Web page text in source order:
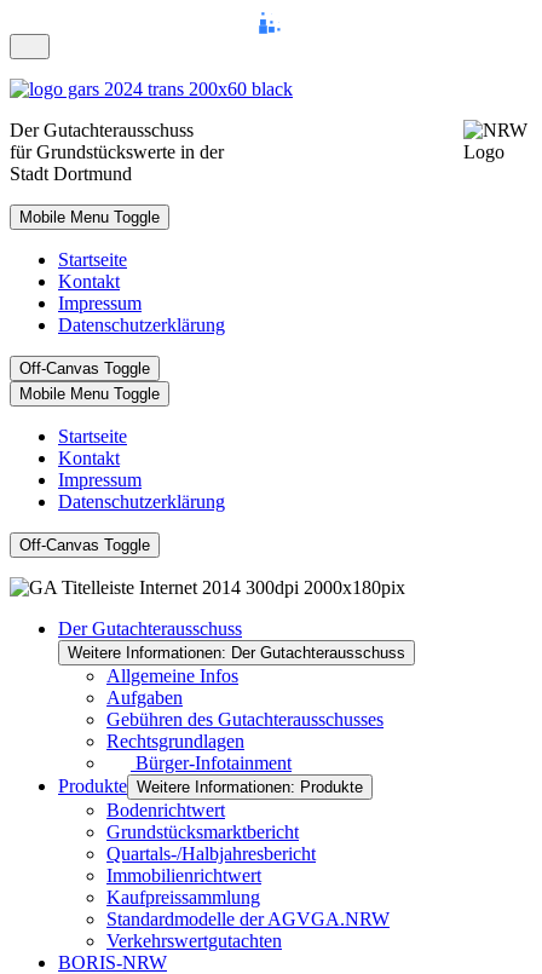
DerGutachterausschuss
für Grundstückswerte in der
Stadt Dortmund
Mobile Menu Toggle
Startseite
Kontakt
Impressum
Datenschutzerklärung
Off-Canvas Toggle
Mobile Menu Toggle
Startseite
Kontakt
Impressum
Datenschutzerklärung
Off-Canvas Toggle
Der Gutachterausschuss
Weitere Informationen: Der Gutachterausschuss
Allgemeine Infos
Aufgaben
Gebühren des Gutachterausschusses
Rechtsgrundlagen
Bürger-Infotainment
Produkte Weitere Informationen: Produkte
Bodenrichtwert
Grundstücksmarktbericht
Quartals-/Halbjahresbericht
Immobilienrichtwert
Kaufpreissammlung
Standardmodelle der AGVGA.NRW
Verkehrswertgutachten
BORIS-NRW